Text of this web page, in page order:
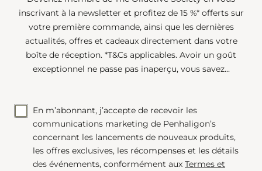
inscrivant à la newsletter et profitez de 15 %* offerts sur
votre première commande, ainsi que les dernières
actualités, offres et cadeaux directement dans votre
boîte de réception. *T&Cs applicables. Avoir un goût
exceptionnel ne passe pas inaperçu, vous savez...
En m’abonnant, j’accepte de recevoir les
communications marketing de Penhaligon’s
concernant les lancements de nouveaux produits,
les offres exclusives, les récompenses et les détails
des événements, conformément aux Termes et